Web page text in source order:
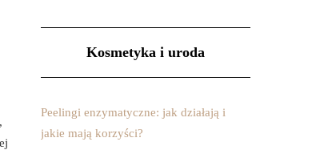
Kosmetyka i uroda
Peelingi enzymatyczne: jak działają i
jakie mają korzyści?